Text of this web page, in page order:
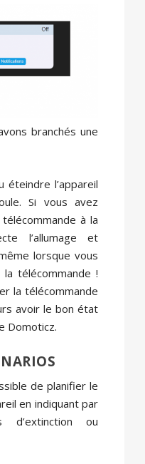
branchés une
éteindre l’appareil
Si vous avez
à la
l’allumage et
lorsque vous
télécommande !
la télécommande
avoir le bon état
Domoticz.
de planifier le
en indiquant par
d’extinction ou